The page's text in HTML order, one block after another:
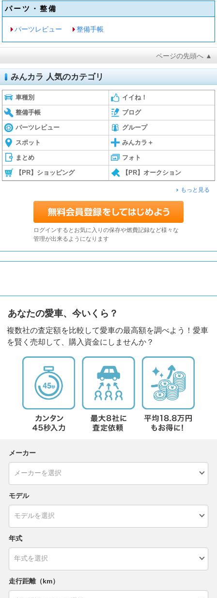
パーツ・整備
パーツレビュー 整備手帳
ページの先頭へ ▲
みんカラ 人気のカテゴリ
車種別 イイね！
整備手帳 ブログ
パーツレビュー グループ
スポット みんカラ＋
まとめ フォト
【PR】ショッピング 【PR】オークション
もっと見る
ログインするとお気に入りの保存や燃費記録など様々な
管理が出来るようになります
あなたの愛車、今いくら？
複数社の査定額を比較して愛車の最高額を調べよう！愛車
を賢く売却して、購入資金にしませんか？
メーカー
モデル
年式
走行距離（km）